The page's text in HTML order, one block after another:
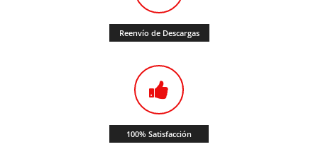
Reenvío de Descargas
100% Satisfacción